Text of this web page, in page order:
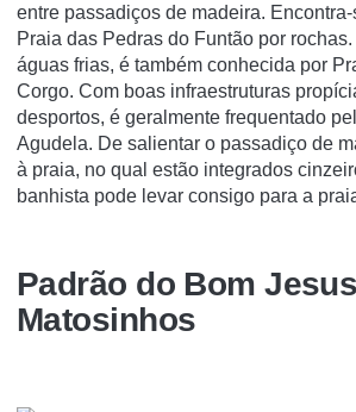
entre passadiços de madeira.
Praia das Pedras do Funtão por
águas frias, é também conhecida por
Corgo. Com boas infraestruturas
desportos, é geralmente frequentado
Agudela. De salientar o passadiço de
à praia, no qual estão integrados
banhista pode levar consigo para a
Padrão do Bom
Matosinhos